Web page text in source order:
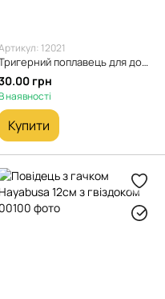
12021
Тригерний поплавець для донних оснасток
грн
наявності
Купити